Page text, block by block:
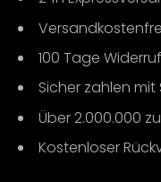
100 Tage
Sicher zahlen mit
Über 2.000.000
Kostenloser